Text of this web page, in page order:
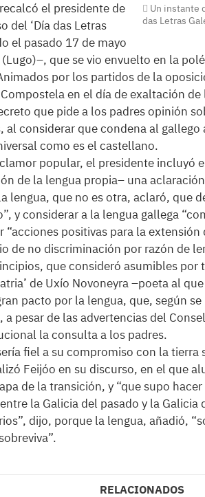
Un instante
das Letras
el presidente de
del ‘Día das Letras
el pasado 17 de mayo
que se vio envuelto en la
por los partidos de la
en el día de exaltación de
que pide a los padres opinión
al considerar que condena al
como es el castellano.
popular, el presidente incluyó
de la lengua propia– una
lengua, que no es otra, aclaró, que
y considerar a la lengua gallega
“acciones positivas para la
de no discriminación por razón de
que consideró asumibles por
de Uxío Novoneyra –poeta al
pacto por la lengua, que, según
pesar de las advertencias del
la consulta a los padres.
fiel a su compromiso con la
Feijóo en su discurso, en el que
de la transición, y “que supo
la Galicia del pasado y la Galicia
dijo, porque la lengua, añadió,
RELACIONADOS